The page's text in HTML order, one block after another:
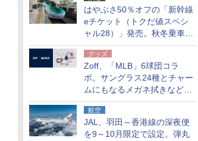
はやぶさ50％オフの「新幹線
eチケット（トクだ値スペシ
ャル28）」発売。秋冬乗車
分、えきねっと限定
グッズ
Zoff、「MLB」6球団コラ
ボ。サングラス24種とチャー
ムにもなるメガネ拭きなど雑
貨24種
航空
JAL、羽田～香港線の深夜便
を9～10月限定で設定。弾丸